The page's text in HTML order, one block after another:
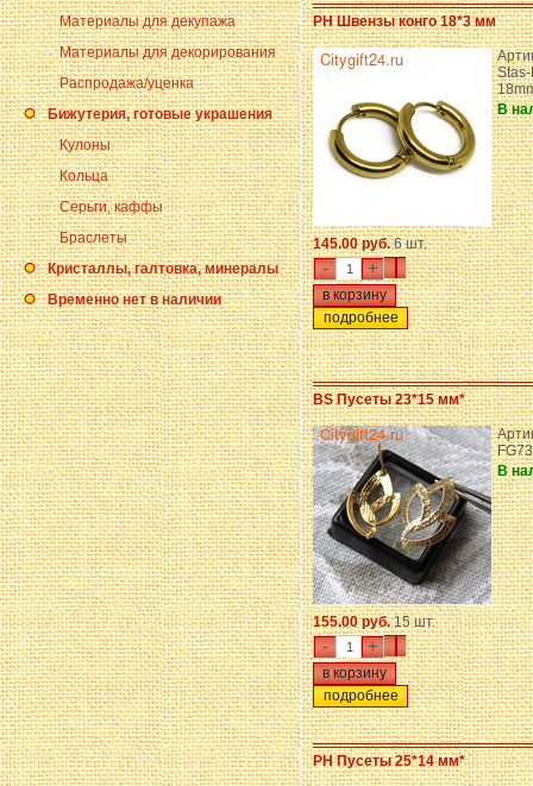
Материалы для декупажа
Материалы для декорирования
Распродажа/уценка
Бижутерия, готовые украшения
Кулоны
Кольца
Серьги, каффы
Браслеты
Кристаллы, галтовка, минералы
Временно нет в наличии
PH Швензы конго 18*3 мм
Stas-
В
145.00 руб.6 шт.
- +
подробнее
BS Пусеты 23*15 мм*
В
155.00 руб.15 шт.
- +
подробнее
PH Пусеты 25*14 мм*